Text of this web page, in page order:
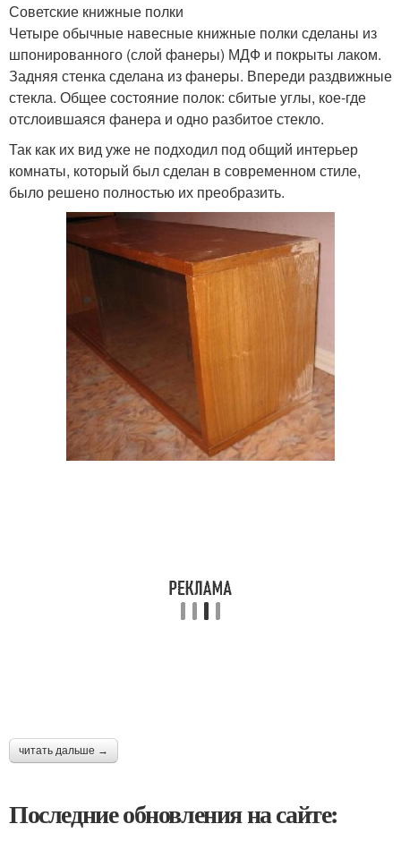
Советские книжные полки
Четыре обычные навесные книжные полки сделаны из
шпонированного (слой фанеры) МДФ и покрыты лаком.
Задняя стенка сделана из фанеры. Впереди раздвижные
стекла. Общее состояние полок: сбитые углы, кое-где
отслоившаяся фанера и одно разбитое стекло.
Так как их вид уже не подходил под общий интерьер
комнаты, который был сделан в современном стиле,
было решено полностью их преобразить.
читать дальше →
Последние обновления на сайте: